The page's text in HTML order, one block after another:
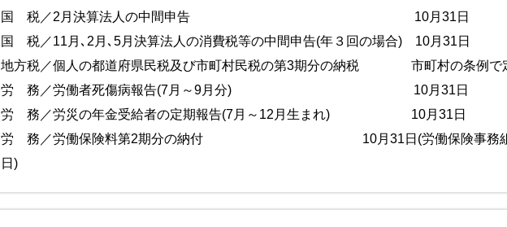
国 税／2月決算法人の中間申告 10月31日
国 税／11月､2月､5月決算法人の消費税等の中間申告(年３回の場合) 10月31日
地方税／個人の都道府県民税及び市町村民税の第3期分の納税 市町村の条例で
労 務／労働者死傷病報告(7月～9月分) 10月31日
労 務／労災の年金受給者の定期報告(7月～12月生まれ) 10月31日
労 務／労働保険料第2期分の納付 10月31日(労働保険事務組合
日)